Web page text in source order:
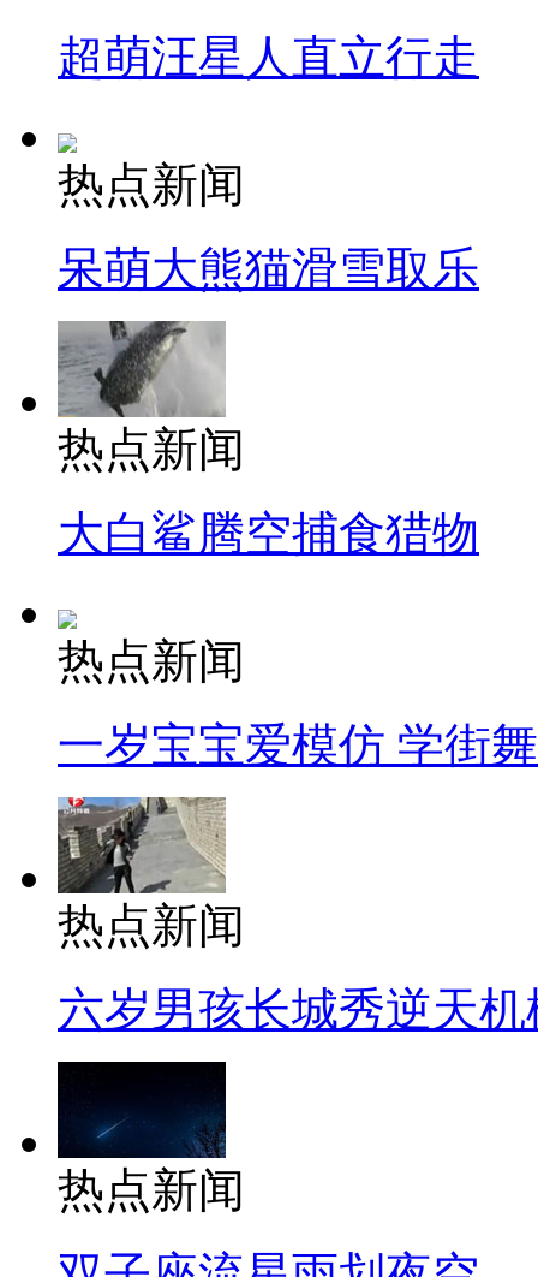
超萌汪星人直立行走
热点新闻
呆萌大熊猫滑雪取乐
热点新闻
大白鲨腾空捕食猎物
热点新闻
一岁宝宝爱模仿 学街
热点新闻
六岁男孩长城秀逆天机
热点新闻